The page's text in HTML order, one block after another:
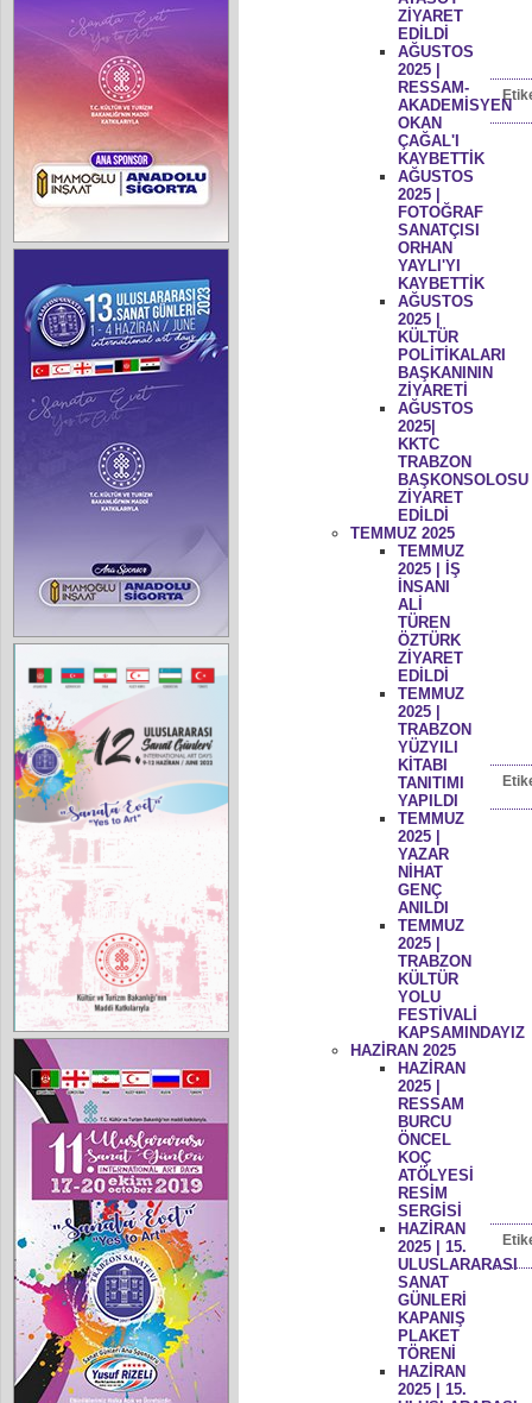
ZİYARET
EDİLDİ
AĞUSTOS
2025 |
RESSAM-
AKADEMİSYEN
OKAN
ÇAĞAL'I
KAYBETTİK
AĞUSTOS
2025 |
FOTOĞRAF
SANATÇISI
ORHAN
YAYLI'YI
KAYBETTİK
AĞUSTOS
2025 |
KÜLTÜR
POLİTİKALARI
BAŞKANININ
ZİYARETİ
AĞUSTOS
2025|
KKTC
TRABZON
BAŞKONSOLOSU
ZİYARET
EDİLDİ
TEMMUZ 2025
TEMMUZ
2025 | İŞ
İNSANI
ALİ
TÜREN
ÖZTÜRK
ZİYARET
EDİLDİ
TEMMUZ
2025 |
TRABZON
YÜZYILI
KİTABI
TANITIMI
YAPILDI
TEMMUZ
2025 |
YAZAR
NİHAT
GENÇ
ANILDI
TEMMUZ
2025 |
TRABZON
KÜLTÜR
YOLU
FESTİVALİ
KAPSAMINDAYIZ
HAZİRAN 2025
HAZİRAN
2025 |
RESSAM
BURCU
ÖNCEL
KOÇ
ATÖLYESİ
RESİM
SERGİSİ
HAZİRAN
2025 | 15.
ULUSLARARASI
SANAT
GÜNLERİ
KAPANIŞ
PLAKET
TÖRENİ
HAZİRAN
2025 | 15.